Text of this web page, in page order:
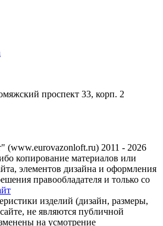
проспект 33, корп. 2
2011 - 2026
копирование материалов или
элементов дизайна и оформления
правообладателя и только со
изделий (дизайн, размеры,
не являются публичной
на усмотрение